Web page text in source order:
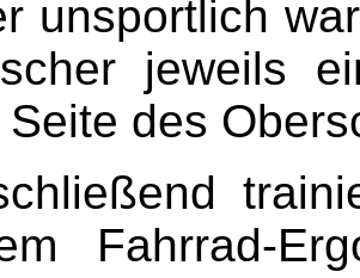
unsportlich
jeweils
Seite des
Fahrrad-